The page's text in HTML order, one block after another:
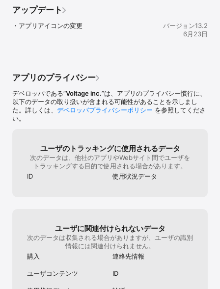
あなたが戦いに生きる男の“帰る場所”―…
歴史を変える恋が、今はじまる！
猿飛佐助、服部半蔵など、戦国時代に
影で暗躍した忍が登場する恋愛ゲーム！
忍の里に生まれながら
掟に背き“抜け忍”になったあなた
追ってきたのは
「共に宿命に立ち向かう覚悟はあるか？」
忍に“感情（こころ）”が生まれたその時
運命の歯車は狂いはじめる―…
・恋愛ゲームを楽しんでみたい
・恋愛シミュレーションゲーム、乙女ゲームを無料で楽しんでみた
・恋愛ゲームには目がないほうだ
ょっと…
も、嬉しいと思います。そうやって自分のア
バターを着飾るのも楽しいです。アイテムが
可愛いくて充実していると思います。華の章
は、最初のストーリーをラブパスなくても読
判、衣装箱、物置の数は共通のようです。出
来たらお化粧もセットやガチャだけでなく、
出来ていて、絶対に課金しないと思っていた
のに、これからも運営さんには頑張っていた
だきたいので、わずかばかりで恐縮ですが、
課金しました！これからも楽しいイベントと
下さい。攻略
あって物語に
はない素晴ら
ル付きで楽しめ
無課金で保存さ
られます。無課
)⚫真珠(リアル
ですが、配布自
体していない乙
は十分です。⚫
布に優しいゲー
アップデート
・アプリアイコンの変更
バージョン13.2
6月23日
アプリのプライバシー
デベロッパである“Voltage inc.”は、アプリのプライバシー慣行に、
以下のデータの取り扱いが含まれる可能性があることを示しまし
た。詳しくは、 デベロッパプライバシーポリシー を参照してくださ
い。
ユーザのトラッキングに使用されるデータ
次のデータは、他社のアプリやWebサイト間でユーザを
トラッキングする目的で使用される場合があります。
ID
使用状況データ
ユーザに関連付けられないデータ
次のデータは収集される場合がありますが、ユーザの識別
情報には関連付けられません。
購入
連絡先情報
ユーザコンテンツ ID